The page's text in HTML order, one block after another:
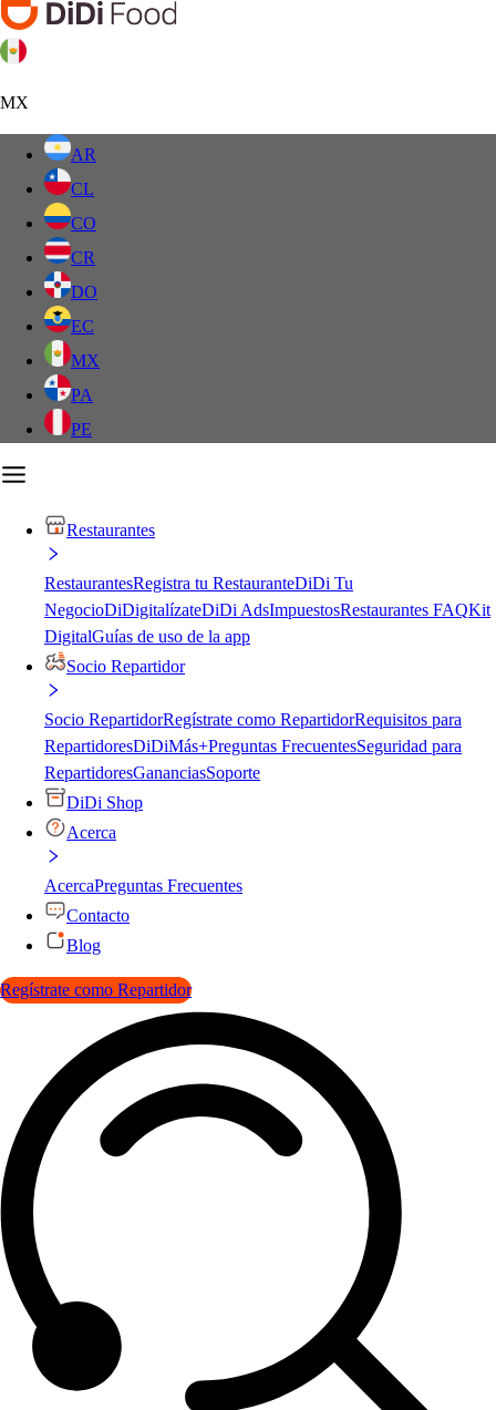
MX
AR
CL
CO
CR
DO
EC
MX
PA
PE
Restaurantes
RestaurantesRegistra tu RestauranteDiDi Tu
NegocioDiDigitalízateDiDi AdsImpuestosRestaurantes FAQKit
DigitalGuías de uso de la app
Socio Repartidor
Socio RepartidorRegístrate como RepartidorRequisitos para
RepartidoresDiDiMás+Preguntas FrecuentesSeguridad para
RepartidoresGananciasSoporte
DiDi Shop
Acerca
AcercaPreguntas Frecuentes
Contacto
Blog
Regístrate como Repartidor